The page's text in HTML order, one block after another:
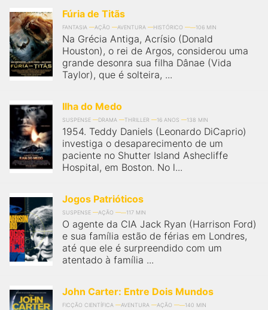
Fúria de Titãs
FANTASIA AÇÃO AVENTURA HISTÓRICO 106 MIN
Na Grécia Antiga, Acrísio (Donald
Houston), o rei de Argos, considerou uma
grande desonra sua filha Dânae (Vida
Taylor), que é solteira, ...
Ilha do Medo
SUSPENSE DRAMA THRILLER 16 ANOS 138 MIN
1954. Teddy Daniels (Leonardo DiCaprio)
investiga o desaparecimento de um
paciente no Shutter Island Ashecliffe
Hospital, em Boston. No l...
Jogos Patrióticos
SUSPENSE AÇÃO 117 MIN
O agente da CIA Jack Ryan (Harrison Ford)
e sua família estão de férias em Londres,
até que ele é surpreendido com um
atentado à família ...
John Carter: Entre Dois Mundos
FICÇÃO CIENTÍFICA AVENTURA AÇÃO 140 MIN